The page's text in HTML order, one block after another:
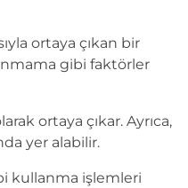
ortaya çıkan bir
gibi faktörler
ortaya çıkar. Ayrıca,
yer alabilir.
kullanma işlemleri